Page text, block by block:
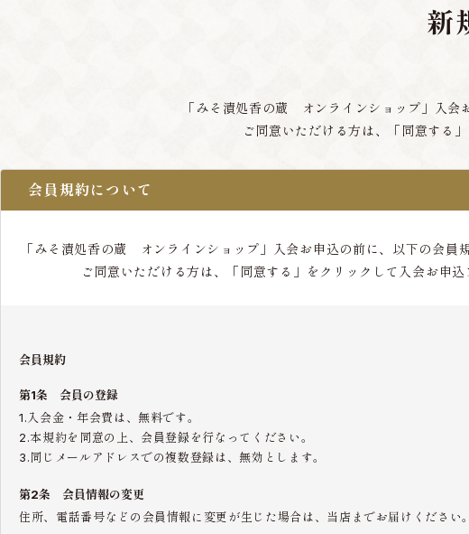
新
「みそ漬処香の蔵 オンラインショップ」入会
ご同意いただける方は、「同意する
会員規約について
「みそ漬処香の蔵 オンラインショップ」入会お申込の前に、以下の会員
ご同意いただける方は、「同意する」をクリックして入会お申込
会員規約
第1条 会員の登録
1.入会金・年会費は、無料です。
2.本規約を同意の上、会員登録を行なってください。
3.同じメールアドレスでの複数登録は、無効とします。
第2条 会員情報の変更
住所、電話番号などの会員情報に変更が生じた場合は、当店までお届けください。